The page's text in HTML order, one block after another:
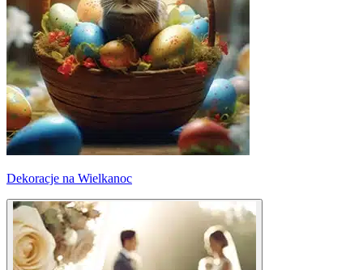
Dekoracje na Wielkanoc